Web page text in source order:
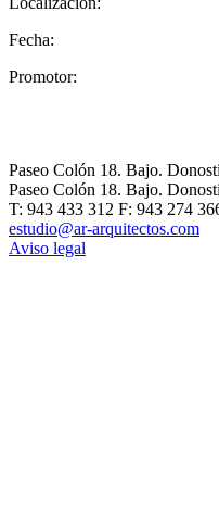
Fecha:
Promotor:
Paseo Colón 18. Bajo.
Paseo Colón 18. Bajo.
T: 943 433 312 F: 943 274
estudio@ar-arquitectos.com
Aviso legal